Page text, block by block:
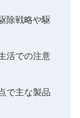
除戦略や駆
活での注意
で主な製品